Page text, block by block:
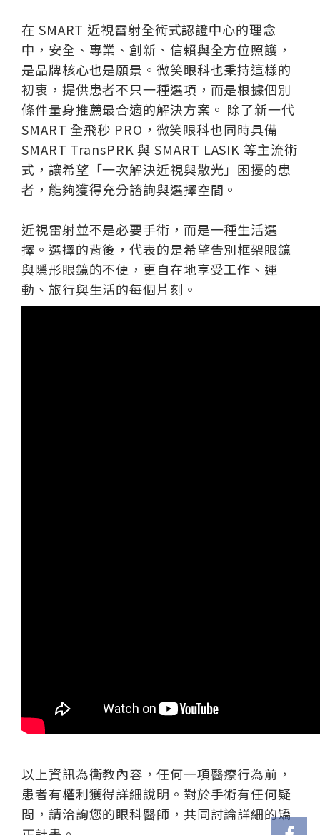
在 SMART 近視雷射全術式認證中心的理念
中，安全、專業、創新、信賴與全方位照護，
是品牌核心也是願景。微笑眼科也秉持這樣的
初衷，提供患者不只一種選項，而是根據個別
條件量身推薦最合適的解決方案。 除了新一代
SMART 全飛秒 PRO，微笑眼科也同時具備
SMART TransPRK 與 SMART LASIK 等主流術
式，讓希望「一次解決近視與散光」困擾的患
者，能夠獲得充分諮詢與選擇空間。
近視雷射並不是必要手術，而是一種生活選
擇。選擇的背後，代表的是希望告別框架眼鏡
與隱形眼鏡的不便，更自在地享受工作、運
動、旅行與生活的每個片刻。
以上資訊為衛教內容，任何一項醫療行為前，
患者有權利獲得詳細說明。對於手術有任何疑
問，請洽詢您的眼科醫師，共同討論詳細的矯